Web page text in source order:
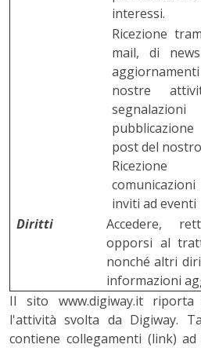
interessi.
Ricezione
mail, di
nostre
post del
inviti ad eventi
Diritti
Accedere,
opporsi al
nonché altri
informazioni
Il sito www.digiway.itriporta
l'attività svolta da Digiway.
contiene collegamenti (link)